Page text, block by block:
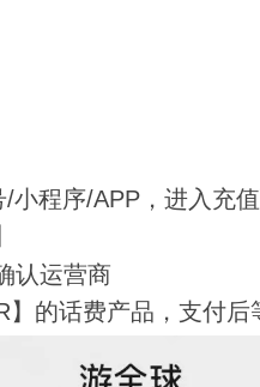
小程序/APP，进入充
认运营商
的话费产品，支付后